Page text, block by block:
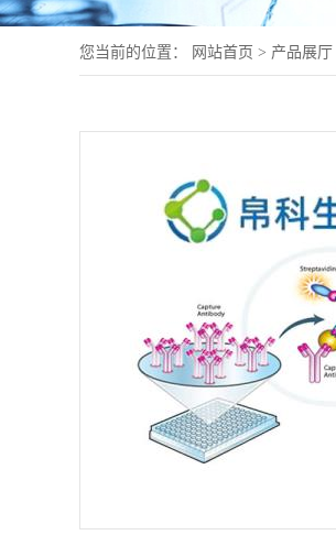
您当前的位置： 网站首页 > 产品展厅